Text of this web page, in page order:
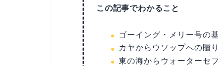
この記事でわかること
ゴーイング・メリー号の
カヤからウソップへの贈
東の海からウォーターセ